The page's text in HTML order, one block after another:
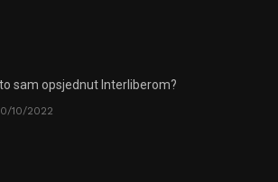
sam opsjednut Interliberom?
10/2022